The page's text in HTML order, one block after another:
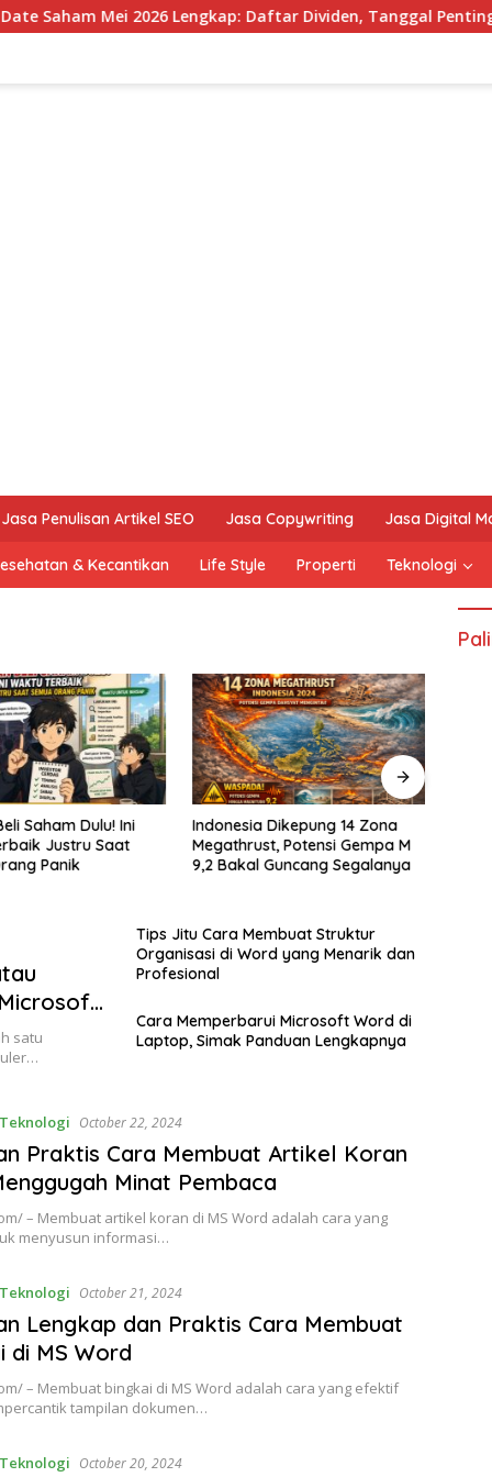
Mei 2026 Lengkap: Daftar Dividen, Tanggal Penting, dan
Jasa Penulisan Artikel SEO Jasa Copywriting Jasa Digital
& Kecantikan Life Style Properti Teknologi
Saham Dulu! Ini
Justru Saat
Panik
Indonesia Dikepung 14 Zona
Megathrust, Potensi Gempa M
9,2 Bakal Guncang Segalanya
satu
Tips Jitu Cara Membuat Struktur
Organisasi di Word yang Menarik dan
Profesional
Cara Memperbarui Microsoft Word di
Laptop, Simak Panduan Lengkapnya
Teknologi October 22, 2024
Praktis Cara Membuat Artikel Koran
Minat Pembaca
– Membuat artikel koran di MS Word adalah cara yang
menyusun informasi…
Teknologi October 21, 2024
Lengkap dan Praktis Cara Membuat
di MS Word
– Membuat bingkai di MS Word adalah cara yang efektif
tampilan dokumen…
Teknologi October 20, 2024